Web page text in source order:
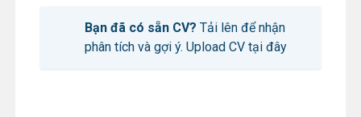
Bạn đã có sẵn CV? Tải lên để nhận
phân tích và gợi ý. Upload CV tại đây